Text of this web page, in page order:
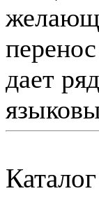
дает